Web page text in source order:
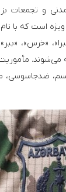
و تجمعات
عملیات ویژه است که
«خرس»،
ضدجاسوسی،